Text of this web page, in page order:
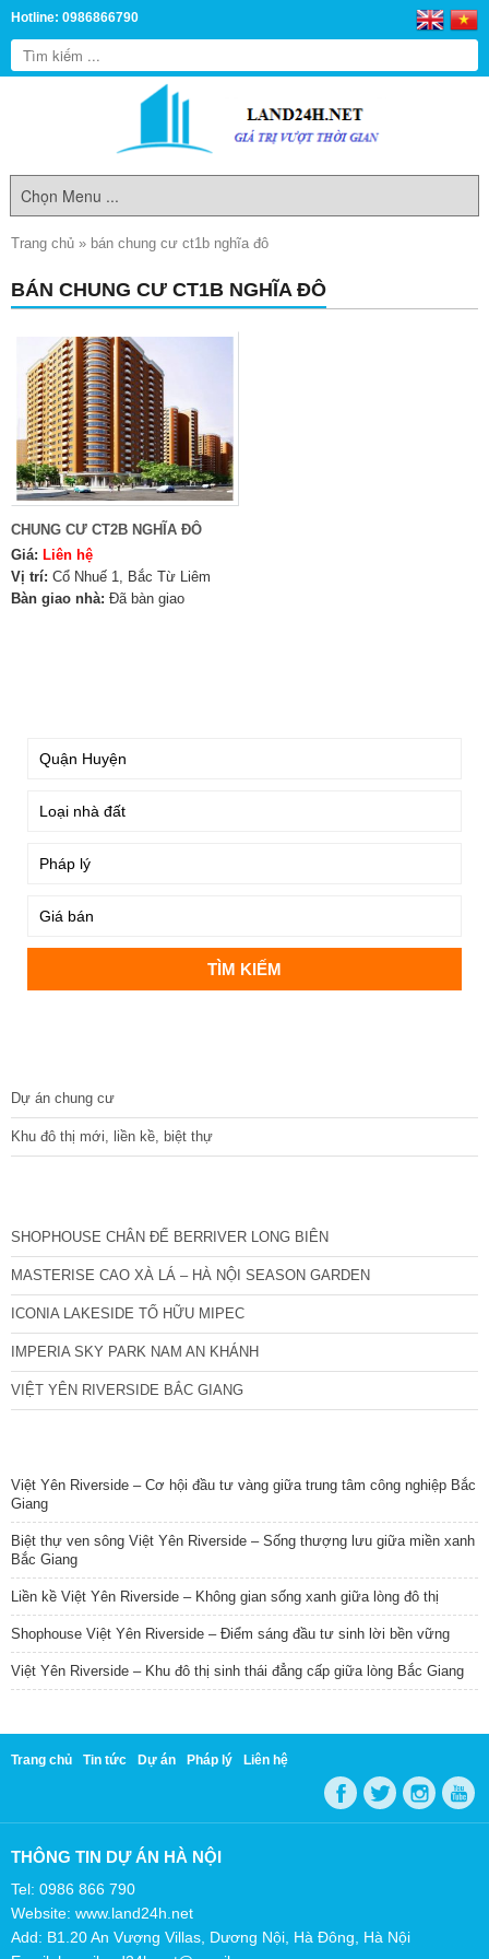
Hotline: 0986866790
Trang chủ » bán chung cư ct1b nghĩa đô
BÁN CHUNG CƯ CT1B NGHĨA ĐÔ
CHUNG CƯ CT2B NGHĨA ĐÔ
Giá: Liên hệ
Vị trí: Cổ Nhuế 1, Bắc Từ Liêm
Bàn giao nhà: Đã bàn giao
Dự án chung cư
Khu đô thị mới, liền kề, biệt thự
SHOPHOUSE CHÂN ĐẾ BERRIVER LONG BIÊN
MASTERISE CAO XÀ LÁ – HÀ NỘI SEASON GARDEN
ICONIA LAKESIDE TỐ HỮU MIPEC
IMPERIA SKY PARK NAM AN KHÁNH
VIỆT YÊN RIVERSIDE BẮC GIANG
Việt Yên Riverside – Cơ hội đầu tư vàng giữa trung tâm công nghiệp Bắc
Giang
Biệt thự ven sông Việt Yên Riverside – Sống thượng lưu giữa miền xanh
Bắc Giang
Liền kề Việt Yên Riverside – Không gian sống xanh giữa lòng đô thị
Shophouse Việt Yên Riverside – Điểm sáng đầu tư sinh lời bền vững
Việt Yên Riverside – Khu đô thị sinh thái đẳng cấp giữa lòng Bắc Giang
Trang chủ Tin tức Dự án Pháp lý Liên hệ
THÔNG TIN DỰ ÁN HÀ NỘI
Tel: 0986 866 790
Website: www.land24h.net
Add: B1.20 An Vượng Villas, Dương Nội, Hà Đông, Hà Nội